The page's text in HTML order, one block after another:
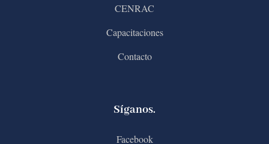
CENRAC
Capacitaciones
Contacto
Síganos.
Facebook